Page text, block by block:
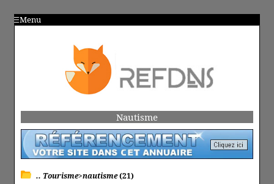
Menu
Nautisme
.. Tourisme>nautisme(21)